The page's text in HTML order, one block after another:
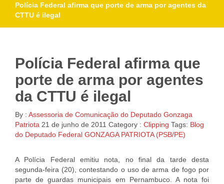
Polícia Federal afirma que porte de arma por agentes da
CTTU é ilegal
Polícia Federal afirma que
porte de arma por agentes
da CTTU é ilegal
By : Assessoria de Comunicação do Deputado Gonzaga
Patriota 21 de junho de 2011 Category : Clipping Tags: Blog
do Deputado Federal GONZAGA PATRIOTA (PSB/PE)
A Polícia Federal emitiu nota, no final da tarde desta
segunda-feira (20), contestando o uso de arma de fogo por
parte de guardas municipais em Pernambuco. A nota foi